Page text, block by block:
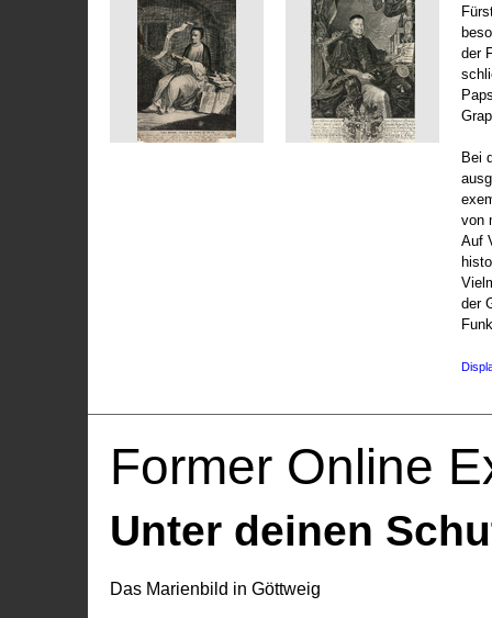
der
Bei
von
Auf
der
Former Online
Unter deinen
Das Marienbild in Göttweig